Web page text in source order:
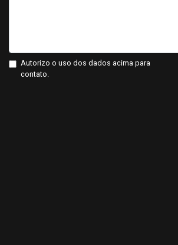
Autorizo o uso dos dados acima para
contato.